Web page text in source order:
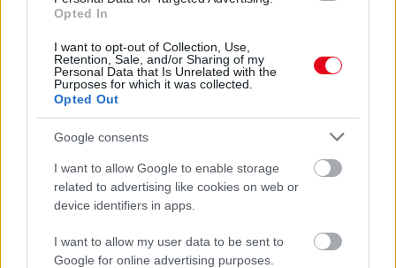
Opted In
I want to opt-out of Collection, Use,
Retention, Sale, and/or Sharing of my
Personal Data that Is Unrelated with the
Purposes for which it was collected.
Opted Out
Google consents
I want to allow Google to enable storage
related to advertising like cookies on web or
device identifiers in apps.
I want to allow my user data to be sent to
Google for online advertising purposes.
Orvos figyelmeztet: ezt az apró reggeli tünetet ne